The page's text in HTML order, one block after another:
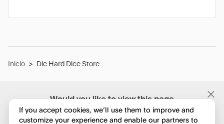
Would you like to view this page
in English?
Inicio > Die Hard Dice Store
If you accept cookies, we’ll use them to improve and
customize your experience and enable our partners to